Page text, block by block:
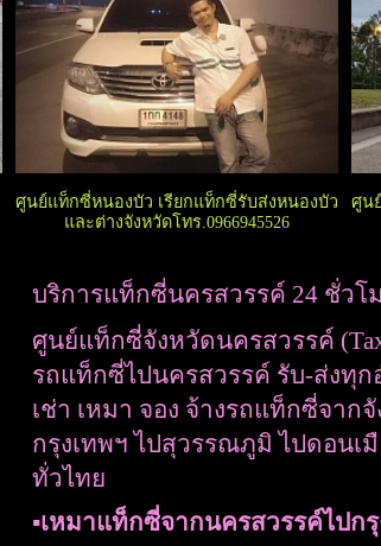
ศูนย์แท็กซี่หนองบัว เรียกแท็กซี่รับส่งหนองบัว
และต่างจังหวัดโทร.0966945526
ศูน
บริการแท็กซี่นครสวรรค์ 24 ชั่วโม
ศูนย์แท็กซี่จังหวัดนครสวรรค์
รถแท็กซี่ไปนครสวรรค์ รับ-ส่งทุก
เช่า เหมา จอง จ้างรถแท็กซี่จาก
กรุงเทพฯ ไปสุวรรณภูมิ ไปดอนเ
ทั่วไทย
▪︎เหมาแท็กซี่จากนครสวรรค์ไปกรุ